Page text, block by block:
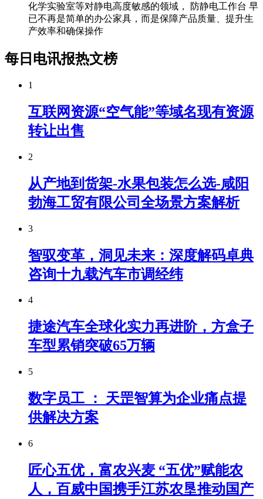
化学实验室等对静电高度敏感的领域， 防静电工作台 早
已不再是简单的办公家具，而是保障产品质量、提升生
产效率和确保操作
每日电讯报热文榜
1
互联网资源“空气能”等域名现有资源
转让出售
2
从产地到货架-水果包装怎么选-咸阳
勃海工贸有限公司全场景方案解析
3
智驭变革，洞见未来：深度解码卓典
咨询十九载汽车市调经纬
4
捷途汽车全球化实力再进阶，方盒子
车型累销突破65万辆
5
数字员工 ： 天罡智算为企业痛点提
供解决方案
6
匠心五优，富农兴麦 “五优”赋能农
人，百威中国携手江苏农垦推动国产